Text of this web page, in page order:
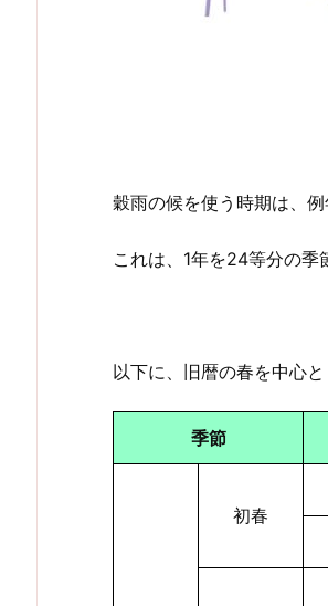
穀雨の候を使う時期は、
これは、1年を24等分の
以下に、旧暦の春を中心
季節
初春